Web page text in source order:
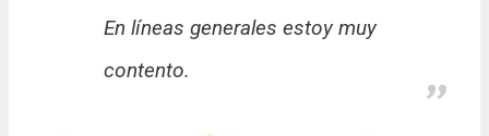
En líneas generales estoy muy
contento.